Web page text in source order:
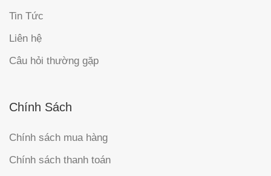
Tin Tức
Liên hệ
Câu hỏi thường gặp
Chính Sách
Chính sách mua hàng
Chính sách thanh toán